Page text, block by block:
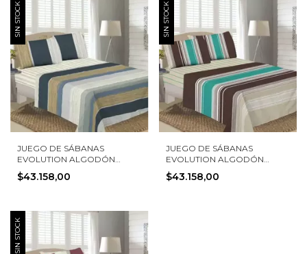
SIN STOCK
JUEGO DE SÁBANAS
EVOLUTION ALGODÓN
PERCAL 150 HILOS GANGES
$43.158,00
SIN STOCK
JUEGO DE SÁBANAS
EVOLUTION ALGODÓN
PERCAL 150 HILOS
MARGARET
$43.158,00
SIN STOCK